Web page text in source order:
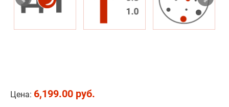
Цена: 6,199.00 руб.